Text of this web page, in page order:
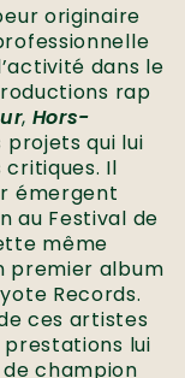
originaire
dans le
rap
, Hors-
projets qui lui
Il
émergent
au Festival de
même
premier album
Records.
ces artistes
prestations lui
champion